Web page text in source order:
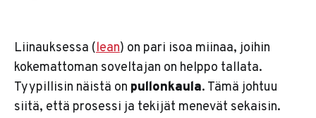
Liinauksessa (lean) on pari isoa miinaa, joihin
kokemattoman soveltajan on helppo tallata.
Tyypillisin näistä on pullonkaula. Tämä johtuu
siitä, että prosessi ja tekijät menevät sekaisin.